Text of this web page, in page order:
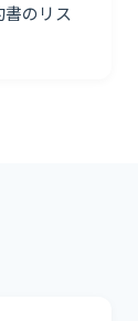
のリス